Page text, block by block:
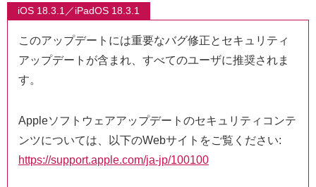
iOS 18.3.1／iPadOS 18.3.1
このアップデートには重要なバグ修正とセキュリティ
アップデートが含まれ、すべてのユーザに推奨されま
す。
Appleソフトウェアアップデートのセキュリティコンテ
ンツについては、以下のWebサイトをご覧ください:
https://support.apple.com/ja-jp/100100